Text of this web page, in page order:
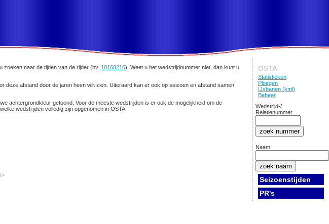
zoeken naar de tijden van de rijder (bv. 10160216). Weet u het wedstrijdnummer niet, dan kunt u
deze afstand door de jaren heen wilt zien. Uiteraard kan er ook op seizoen en afstand samen
achtergrondkleur getoond. Voor de meeste wedstrijden is er ook de mogelijkheid om de
wedstrijden volledig zijn opgenomen in OSTA.
OSTA
Statistieken
Ploegen
IJsbanen (kml)
Beheer
Wedstrijd-/
Relatienummer
Naam
Seizoenstijden
PR's